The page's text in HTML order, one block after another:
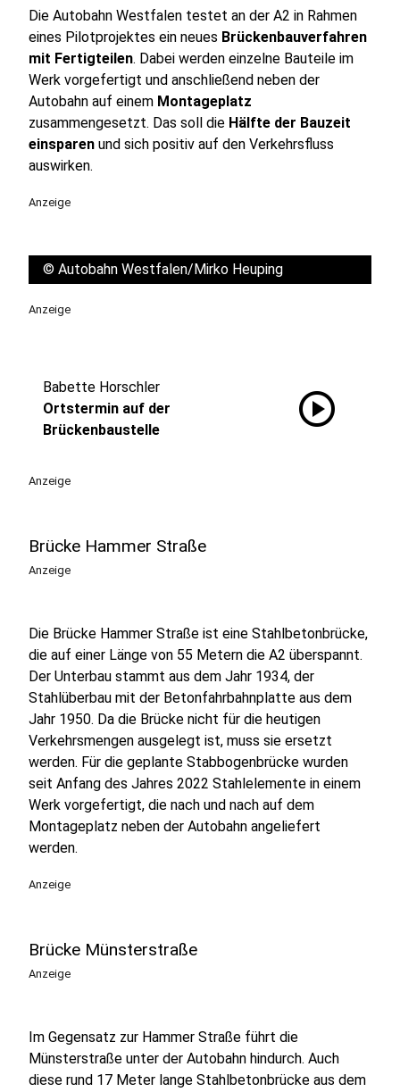
Die Autobahn Westfalen testet an der A2 in Rahmen
eines Pilotprojektes ein neues Brückenbauverfahren
mit Fertigteilen. Dabei werden einzelne Bauteile im
Werk vorgefertigt und anschließend neben der
Autobahn auf einem Montageplatz
zusammengesetzt. Das soll die Hälfte der Bauzeit
einsparen und sich positiv auf den Verkehrsfluss
auswirken.
Anzeige
© Autobahn Westfalen/Mirko Heuping
Anzeige
Babette Horschler
Ortstermin auf der
Brückenbaustelle
play_circle
Anzeige
Brücke Hammer Straße
Anzeige
Die Brücke Hammer Straße ist eine Stahlbetonbrücke,
die auf einer Länge von 55 Metern die A2 überspannt.
Der Unterbau stammt aus dem Jahr 1934, der
Stahlüberbau mit der Betonfahrbahnplatte aus dem
Jahr 1950. Da die Brücke nicht für die heutigen
Verkehrsmengen ausgelegt ist, muss sie ersetzt
werden. Für die geplante Stabbogenbrücke wurden
seit Anfang des Jahres 2022 Stahlelemente in einem
Werk vorgefertigt, die nach und nach auf dem
Montageplatz neben der Autobahn angeliefert
werden.
Anzeige
Brücke Münsterstraße
Anzeige
Im Gegensatz zur Hammer Straße führt die
Münsterstraße unter der Autobahn hindurch. Auch
diese rund 17 Meter lange Stahlbetonbrücke aus dem